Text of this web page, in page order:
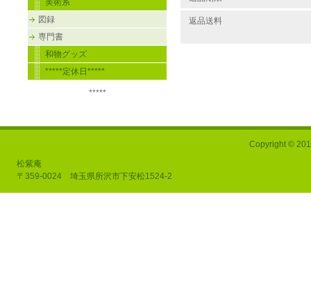
返品送料
美術系
図録
専門書
和物グッズ
*****定休日*****
*****
Copyright ©
松紫庵
〒359-0024 埼玉県所沢市下安松1524-2